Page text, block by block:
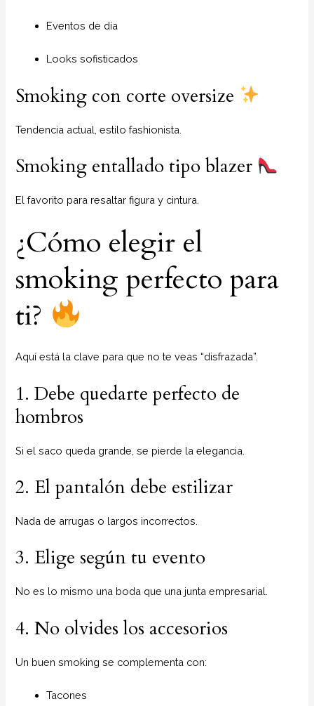
Eventos de día
Looks sofisticados
Smoking con corte oversize
Tendencia actual, estilo fashionista.
Smoking entallado tipo blazer
El favorito para resaltar figura y cintura.
¿Cómo elegir el
smoking perfecto para
ti?
Aquí está la clave para que no te veas “disfrazada”.
1. Debe quedarte perfecto de
hombros
Si el saco queda grande, se pierde la elegancia.
2. El pantalón debe estilizar
Nada de arrugas o largos incorrectos.
3. Elige según tu evento
No es lo mismo una boda que una junta empresarial.
4. No olvides los accesorios
Un buen smoking se complementa con:
Tacones